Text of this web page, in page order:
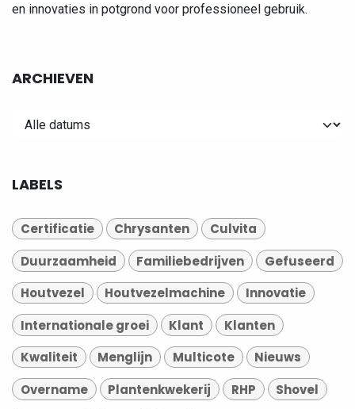
en innovaties in potgrond voor professioneel gebruik.
ARCHIEVEN
LABELS
Certificatie Chrysanten
Culvita
Duurzaamheid
Familiebedrijven
Gefuseerd
Houtvezel
Houtvezelmachine
Innovatie
Internationale groei
Klant
Klanten
Kwaliteit
Menglijn Multicote
Nieuws
Overname
Plantenkwekerij RHP
Shovel